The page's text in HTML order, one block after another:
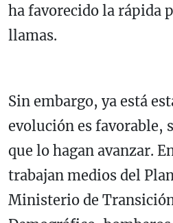
ha favorecido la rápida
llamas.
Sin embargo, ya está
evolución es favorable,
que lo hagan avanzar.
trabajan medios del
Ministerio de